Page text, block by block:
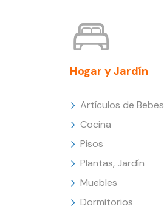
Hogar y Jardín
Artículos de Bebes
Cocina
Pisos
Plantas, Jardín
Muebles
Dormitorios